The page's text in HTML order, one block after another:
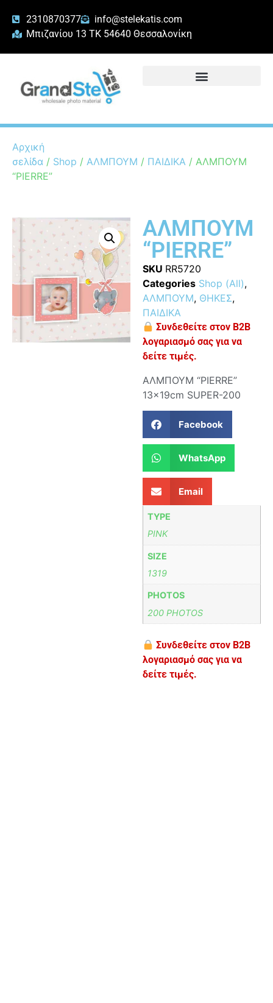
2310870377
info@stelekatis.com
Μπιζανίου 13 ΤΚ 54640 Θεσσαλονίκη
Αρχική
σελίδα / Shop / ΑΛΜΠΟΥΜ / ΠΑΙΔΙΚΑ / ΑΛΜΠΟΥΜ
“PIERRE”
ΑΛΜΠΟΥΜ
“PIERRE”
SKU RR5720
Categories Shop (All),
ΑΛΜΠΟΥΜ, ΘΗΚΕΣ,
ΠΑΙΔΙΚΑ
Συνδεθείτε στον B2B
λογαριασμό σας για να
δείτε τιμές.
ΑΛΜΠΟΥΜ “PIERRE”
13x19cm SUPER-200
Facebook
WhatsApp
Email
TYPE
PINK
SIZE
1319
PHOTOS
200 PHOTOS
Συνδεθείτε στον B2B
λογαριασμό σας για να
δείτε τιμές.